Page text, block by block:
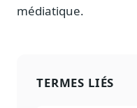
médiatique.
TERMES LIÉS